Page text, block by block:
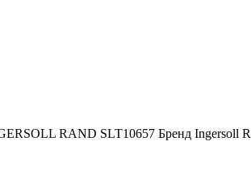
RAND SLT10657 Бренд